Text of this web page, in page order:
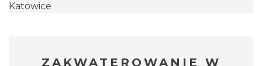
Katowice
ZAKWATEROWANIE W